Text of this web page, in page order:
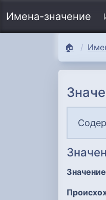
Имена-значение
🏠